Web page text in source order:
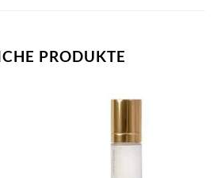
PRODUKTE